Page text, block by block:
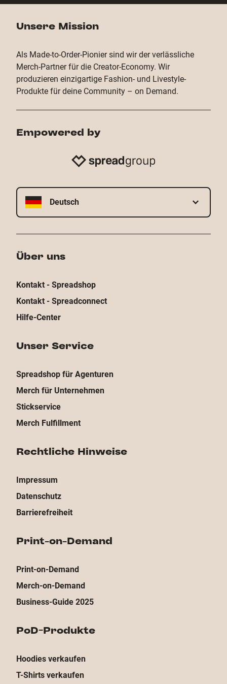
Unsere Mission
Als Made-to-Order-Pionier sind wir der verlässliche
Merch-Partner für die Creator-Economy. Wir
produzieren einzigartige Fashion- und Livestyle-
Produkte für deine Community – on Demand.
Empowered by
Deutsch
Über uns
Kontakt - Spreadshop
Kontakt - Spreadconnect
Hilfe-Center
Unser Service
Spreadshop für Agenturen
Merch für Unternehmen
Stickservice
Merch Fulfillment
Rechtliche Hinweise
Impressum
Datenschutz
Barrierefreiheit
Print-on-Demand
Print-on-Demand
Merch-on-Demand
Business-Guide 2025
PoD-Produkte
Hoodies verkaufen
T-Shirts verkaufen